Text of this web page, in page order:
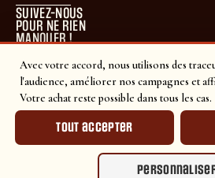
Avec votre accord, nous utilisons des
l'audience, améliorer nos campagnes et
Votre achat reste possible dans tous les cas.
Tout accepter
SUIVEZ-NOUS
POUR NE RIEN
MANQUER !